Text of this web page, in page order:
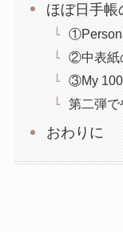
ほぼ日手帳
②中表紙
③My 100
第二弾で
おわりに